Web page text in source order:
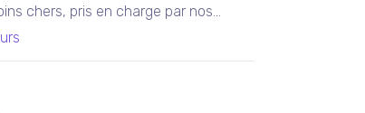
chers, pris en charge par nos
France ou chez nos partenaires.